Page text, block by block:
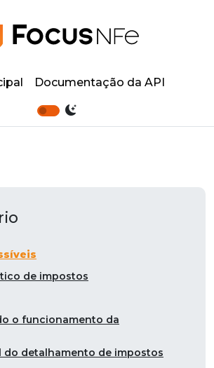
Documentação da API
de impostos
o funcionamento da
do detalhamento de impostos